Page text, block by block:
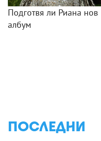
Подготвя ли Риана нов
албум
ПОСЛЕДНИ